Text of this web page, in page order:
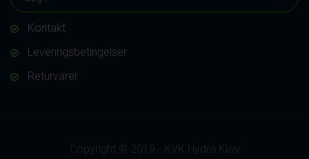
Kontakt
Leveringsbetingelser
Returvarer
Copyright © 2019 - KVK Hydra Klov